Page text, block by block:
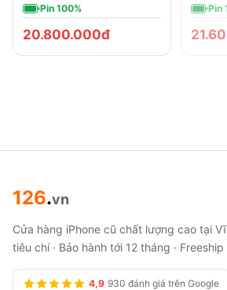
Pin 100%
20.800.000đ
Pin
126.vn
Cửa hàng iPhone cũ chất lượng cao tại
tiêu chí · Bảo hành tới 12 tháng · Freeship
4,9 930 đánh giá trên Google